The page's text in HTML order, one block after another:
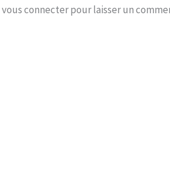
connecter pour laisser un